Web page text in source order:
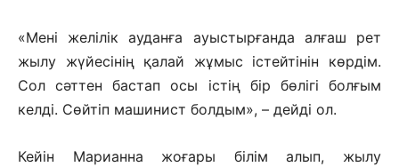
«Мені желілік ауданға ауыстырғанда алғаш рет
жылу жүйесінің қалай жұмыс істейтінін көрдім.
Сол сәттен бастап осы істің бір бөлігі болғым
келді. Сөйтіп машинист болдым», – дейді ол.
Кейін Марианна жоғары білім алып, жылу